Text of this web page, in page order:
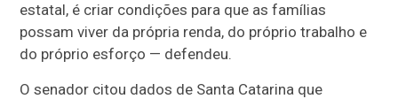
estatal, é criar condições para que as famílias
possam viver da própria renda, do próprio trabalho e
do próprio esforço — defendeu.
O senador citou dados de Santa Catarina que